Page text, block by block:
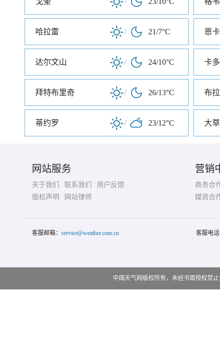
哈拉雷 / 21/7°C 恩
达尔文山 / 24/10°C 卡
拜特布里奇 / 26/13°C 布
蒂约罗 / 23/12°C 大
网站服务
关于我们 联系我们
用户反馈
版权声明
网站律师
营销
商务合
媒资合
客服邮箱： service@weather.com.cn 客服电
中国天气网版权所有，未经书面授权